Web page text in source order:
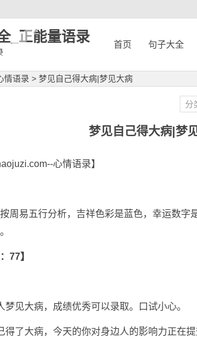
_正能量语录 首页 句子大全
情语录 > 梦见自己得大病|梦见大病
梦见自己得大病|梦
分
心情语录】
周易五行分析，吉祥色彩是蓝色，幸运数字
77】
梦见大病，成绩优秀可以录取。口试小心。
得了大病，今天的你对身边人的影响力正在